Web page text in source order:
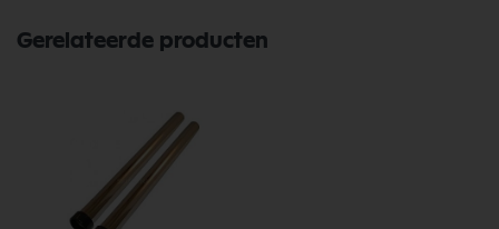
Gerelateerde producten